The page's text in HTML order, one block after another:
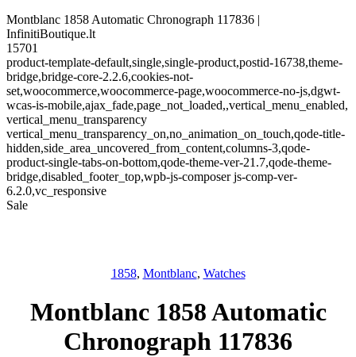
Montblanc 1858 Automatic Chronograph 117836 |
InfinitiBoutique.lt
15701
product-template-default,single,single-product,postid-16738,theme-
bridge,bridge-core-2.2.6,cookies-not-
set,woocommerce,woocommerce-page,woocommerce-no-js,dgwt-
wcas-is-mobile,ajax_fade,page_not_loaded,,vertical_menu_enabled,
vertical_menu_transparency
vertical_menu_transparency_on,no_animation_on_touch,qode-title-
hidden,side_area_uncovered_from_content,columns-3,qode-
product-single-tabs-on-bottom,qode-theme-ver-21.7,qode-theme-
bridge,disabled_footer_top,wpb-js-composer js-comp-ver-
6.2.0,vc_responsive
Sale
1858, Montblanc, Watches
Montblanc 1858 Automatic
Chronograph 117836